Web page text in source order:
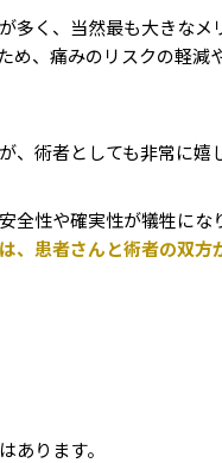
多く、当然最も大きな
め、痛みのリスクの軽減
術者としても非常に嬉
全性や確実性が犠牲に
、患者さんと術者の双
あります。